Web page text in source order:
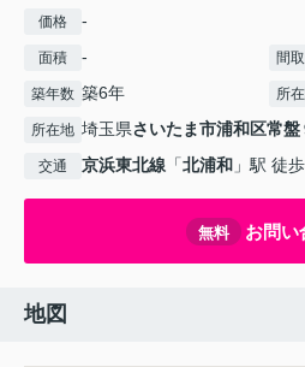
価格 -
面積 - 間
築年数 築6年 所
所在地 埼玉県さいたま市浦和区常盤
交通 京浜東北線 「北浦和 」駅 徒
無料 お問い
地図